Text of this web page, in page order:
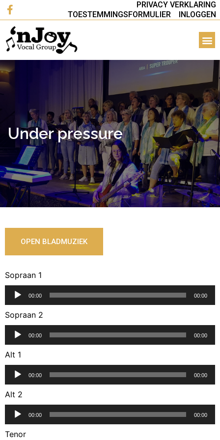
PRIVACY VERKLARING
TOESTEMMINGSFORMULIER
INLOGGEN
Under pressure
OPEN BLADMUZIEK
Sopraan 1
Audiospeler
00:00 00:00
Sopraan 2
Audiospeler
00:00 00:00
Alt 1
Audiospeler
00:00 00:00
Alt 2
Audiospeler
00:00 00:00
Tenor